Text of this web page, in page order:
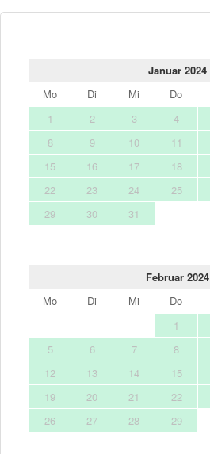
Januar 2024
Mo
Di Mi Do
1
2 3 4
8
9 10 11
15
16 17 18
22
23 24 25
29
30 31
Februar 2024
Mo
Di Mi Do
1
5
6 7 8
12
13 14 15
19
20 21 22
26
27 28 29